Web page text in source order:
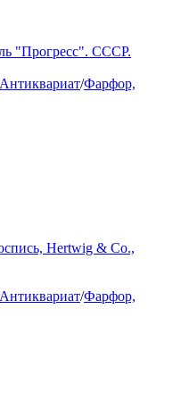
"Прогресс". СССР.
Антиквариат/Фарфор,
Hertwig & Co.,
Антиквариат/Фарфор,